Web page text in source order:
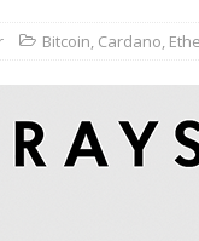
Bitcoin, Cardano,